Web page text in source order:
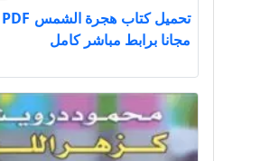
مجانا برابط مباشر كامل